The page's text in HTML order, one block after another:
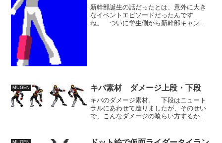
新幹部誕生の話だったとは、意外に大き
なイベントエピソードだったんです
ね。 ついに学生側から新幹部キャンサ
MUGEN キバ素材 ダメージ上段・下段
キバのダメージ素材。 下段はニュート
ラルにあわせて造りましたが、そのせい
で、こんなダメージの喰らい方するか？
よう造りました。 ニュートラルに合
MUGEN